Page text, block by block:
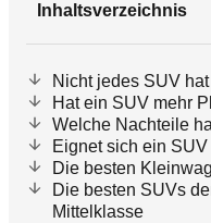
Inhaltsverzeichnis
Nicht jedes SUV
Hat ein SUV mehr
Welche Nachteile
Eignet sich ein
Die besten
Die besten SUVs
Mittelklasse